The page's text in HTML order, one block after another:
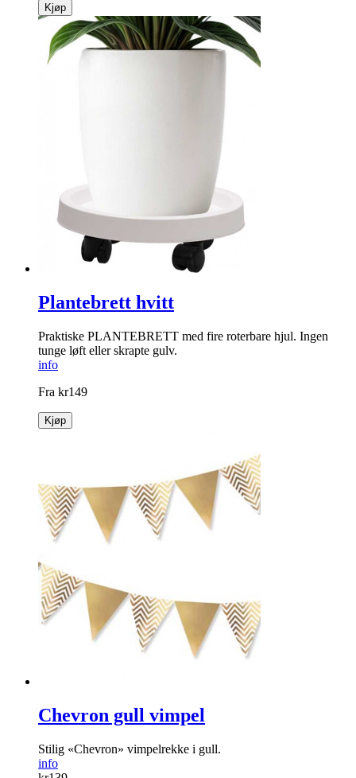
Kjøp
Plantebrett hvitt
Praktiske PLANTEBRETT med fire ­roterbare hjul. Ingen
tunge løft eller skrapte gulv.
info
Fra kr149
Kjøp
Chevron gull vimpel
Stilig «Chevron» vimpelrekke i gull.
info